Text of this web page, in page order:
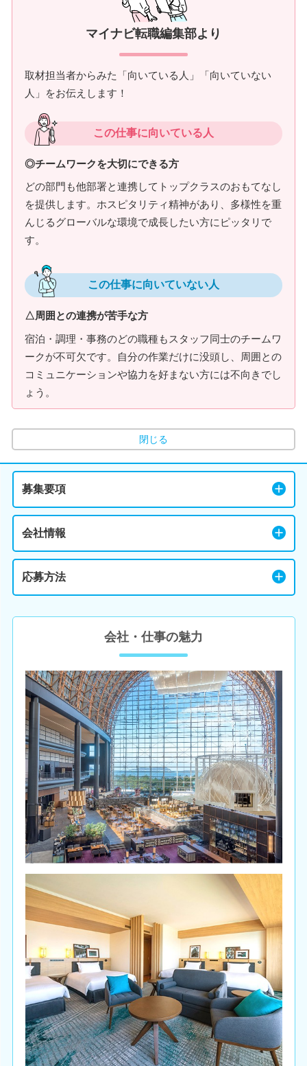
マイナビ転職編集部より
取材担当者からみた「向いている人」「向いていない
人」をお伝えします！
この仕事に向いている人
◎チームワークを大切にできる方
どの部門も他部署と連携してトップクラスのおもてなし
を提供します。ホスピタリティ精神があり、多様性を重
んじるグローバルな環境で成長したい方にピッタリで
す。
この仕事に向いていない人
△周囲との連携が苦手な方
宿泊・調理・事務のどの職種もスタッフ同士のチームワ
ークが不可欠です。自分の作業だけに没頭し、周囲との
コミュニケーションや協力を好まない方には不向きでし
ょう。
閉じる
募集要項
会社情報
応募方法
会社・仕事の魅力